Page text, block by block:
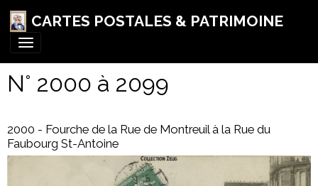
CARTES POSTALES & PATRIMOINE
N° 2000 à 2099
2000 - Fourche de la Rue de Montreuil à la Rue du
Faubourg St-Antoine